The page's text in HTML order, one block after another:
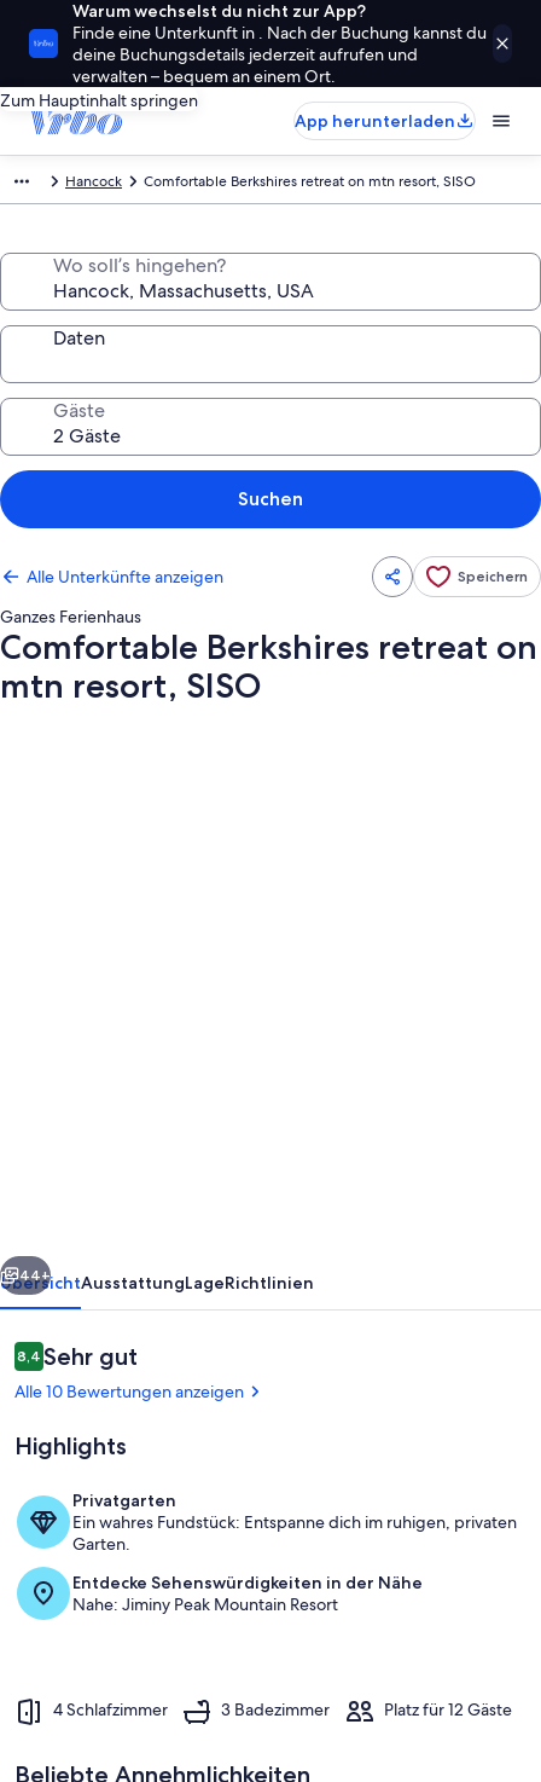
Warum wechselst du nicht zur App?
Finde eine Unterkunft in . Nach der Buchung kannst du
deine Buchungsdetails jederzeit aufrufen und
verwalten – bequem an einem Ort.
Zum Hauptinhalt springen
App herunterladen
Hancock Comfortable Berkshires retreat on mtn resort, SISO
Wo soll’s hingehen?
Daten
Gäste
Suchen
Alle Unterkünfte anzeigen Speichern
Ganzes Ferienhaus
Comfortable Berkshires retreat on
mtn resort, SISO
SISO
Pool
Weiter
44+
ÜbersichtAusstattungLageRichtlinien
Bewertungen
8,48,4 von 10.
Sehr gut
Alle 10 Bewertungen anzeigen
Highlights
Privatgarten
Ein wahres Fundstück: Entspanne dich im ruhigen, privaten
Garten.
Entdecke Sehenswürdigkeiten in der Nähe
Nahe: Jiminy Peak Mountain Resort
4 Schlafzimmer 3 Badezimmer Platz für 12 Gäste
Beliebte Annehmlichkeiten